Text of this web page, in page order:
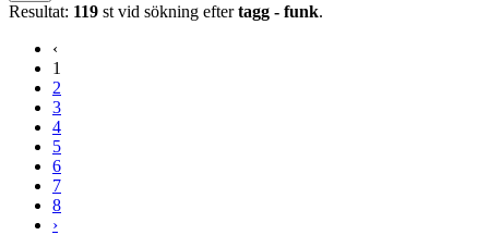
Resultat: 119 st vid sökning eftertagg - funk.
‹
1
2
3
4
5
6
7
8
›